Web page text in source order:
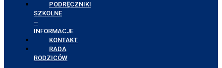
PODRĘCZNIKI
SZKOLNE
–
INFORMACJE
KONTAKT
RADA
RODZICÓW